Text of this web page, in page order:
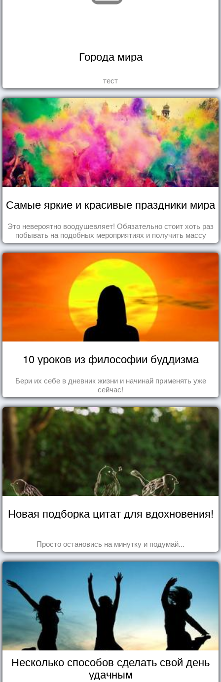
Города мира
тест
Самые яркие и красивые праздники мира
Это невероятно воодушевляет! Обязательно стоит хоть раз
побывать на подобных мероприятиях и получить массу
впечатлений!
10 уроков из философии буддизма
Бери их себе в дневник жизни и начинай применять уже
сейчас!
Новая подборка цитат для вдохновения!
Просто остановись на минутку и подумай...
Несколько способов сделать свой день
удачным